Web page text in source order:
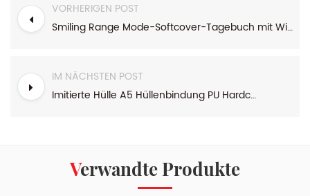
VORHERIGEN POST
Smiling Range Mode-Softcover-Tagebuch mit Wire-o-Bindung
IM NÄCHSTEN POST
Imitierte Hülle A5 Hüllenbindung PU Hardcover Business Journal
Verwandte Produkte